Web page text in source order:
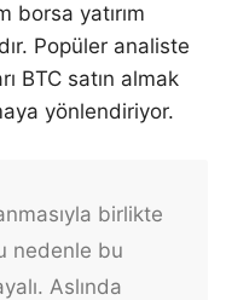
borsa yatırım
Popüler analiste
BTC satın almak
yönlendiriyor.
birlikte
nedenle bu
Aslında